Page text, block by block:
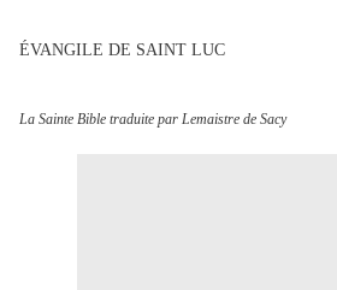
ÉVANGILE DE SAINT LUC
La Sainte Bible traduite par Lemaistre de Sacy